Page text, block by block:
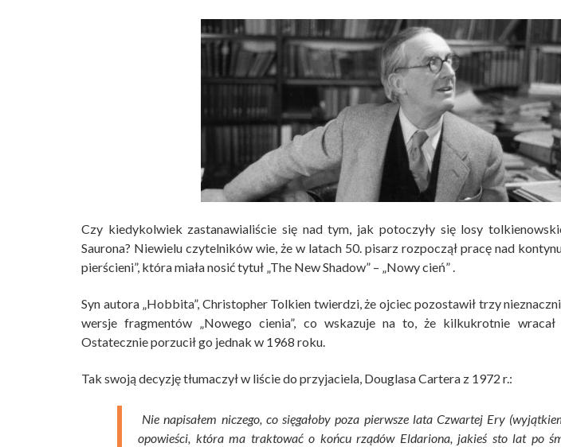
Czy kiedykolwiek zastanawialiście się nad tym, jak potoczyły się losy
Saurona? Niewielu czytelników wie, że w latach 50. pisarz rozpoczął pracę nad
pierścieni”, która miała nosić tytuł „The New Shadow” – „Nowy cień” .
Syn autora „Hobbita”, Christopher Tolkien twierdzi, że ojciec pozostawił trzy
wersje fragmentów „Nowego cienia”, co wskazuje na to, że kilkukrotnie wracał
Ostatecznie porzucił go jednak w 1968 roku.
Tak swoją decyzję tłumaczył w liście do przyjaciela, Douglasa Cartera z 1972 r.:
Nie napisałem niczego, co sięgałoby poza pierwsze lata Czwartej Ery
opowieści, która ma traktować o końcu rządów Eldariona, jakieś sto lat po